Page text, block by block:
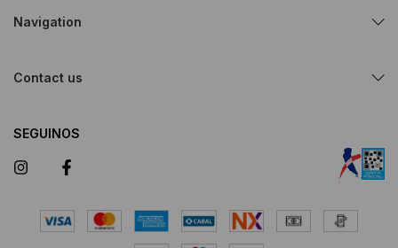
Navigation
Contact us
SEGUINOS